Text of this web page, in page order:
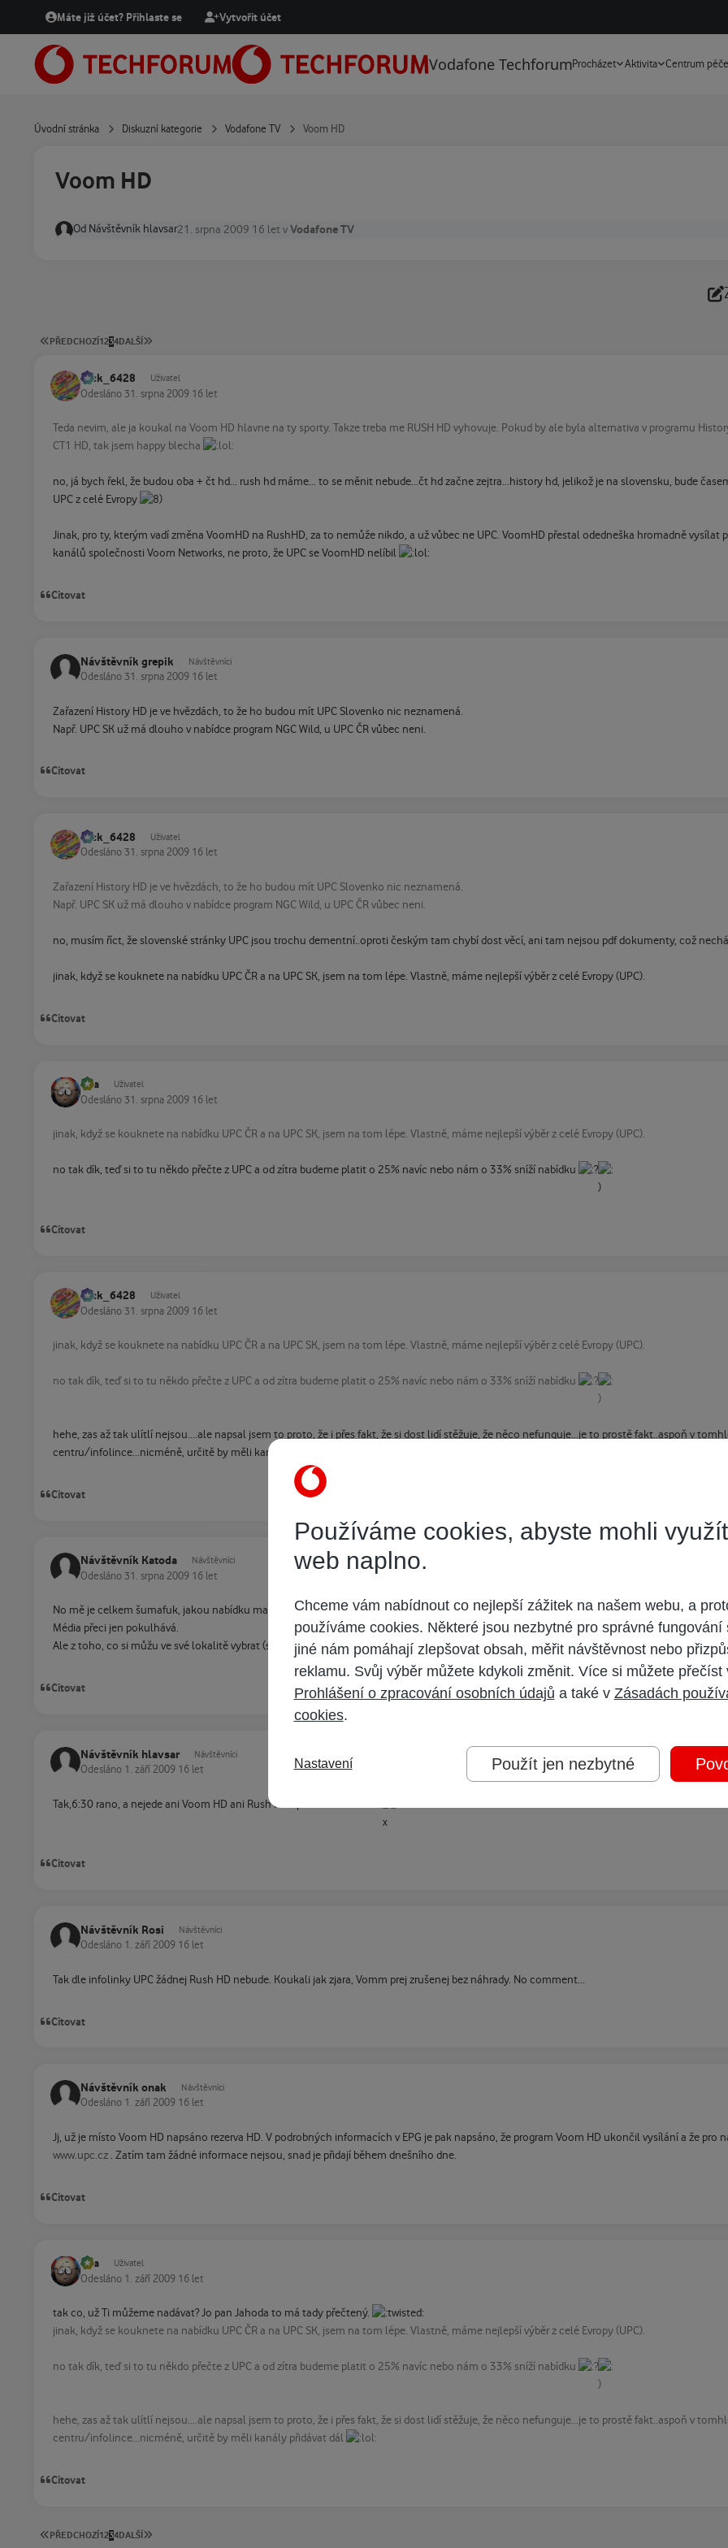
Přejít na obsah
Máte již účet? Přihlaste se Vytvořit účet
Vodafone TechforumProcházet Aktivita Centrum péče
Úvodní stránka Diskuzní kategorie Vodafone TV Voom HD
Voom HD
Od Návštěvník hlavsar21. srpna 2009 16 let vVodafone TV
PRVNÍ STRÁNKA
PŘEDCHOZÍ1234DALŠÍ
Jack_6428 Uživatel
Odesláno 31. srpna 2009 16 let
Teda nevim, ale ja koukal na Voom HD hlavne na ty sporty. Takze treba me RUSH HD vyhovuje. Pokud by ale byla alternativa v programu
CT1 HD, tak jsem happy blecha
no, já bych řekl, že budou oba + čt hd... rush hd máme... to se měnit nebude...čt hd začne zejtra...history hd, jelikož je na slovensku, bude
UPC z celé Evropy
Jinak, pro ty, kterým vadí změna VoomHD na RushHD, za to nemůže nikdo, a už vůbec ne UPC. VoomHD přestal odedneška hromadně vysílat
kanálů společnosti Voom Networks, ne proto, že UPC se VoomHD nelíbil
Citovat
Návštěvník grepik Návštěvníci
Odesláno 31. srpna 2009 16 let
Zařazení History HD je ve hvězdách, to že ho budou mít UPC Slovenko nic neznamená.
Např. UPC SK už má dlouho v nabídce program NGC Wild, u UPC ČR vůbec neni.
Citovat
Jack_6428 Uživatel
Odesláno 31. srpna 2009 16 let
Zařazení History HD je ve hvězdách, to že ho budou mít UPC Slovenko nic neznamená.
Např. UPC SK už má dlouho v nabídce program NGC Wild, u UPC ČR vůbec neni.
no, musím říct, že slovenské stránky UPC jsou trochu dementní..oproti českým tam chybí dost věcí, ani tam nejsou pdf dokumenty, což
jinak, když se kouknete na nabídku UPC ČR a na UPC SK, jsem na tom lépe. Vlastně, máme nejlepší výběr z celé Evropy (UPC).
Citovat
vpa Uživatel
Odesláno 31. srpna 2009 16 let
jinak, když se kouknete na nabídku UPC ČR a na UPC SK, jsem na tom lépe. Vlastně, máme nejlepší výběr z celé Evropy (UPC).
no tak dík, teď si to tu někdo přečte z UPC a od zítra budeme platit o 25% navíc nebo nám o 33% sníží nabídku
Citovat
Jack_6428 Uživatel
Odesláno 31. srpna 2009 16 let
jinak, když se kouknete na nabídku UPC ČR a na UPC SK, jsem na tom lépe. Vlastně, máme nejlepší výběr z celé Evropy (UPC).
no tak dík, teď si to tu někdo přečte z UPC a od zítra budeme platit o 25% navíc nebo nám o 33% sníží nabídku
hehe, zas až tak ulítlí nejsou....ale napsal jsem to proto, že i přes fakt, že si dost lidí stěžuje, že něco nefunguje...je to prostě fakt..aspoň v
centru/infolince...nicméně, určitě by měli kanály přidávat dál
Citovat
Návštěvník Katoda Návštěvníci
Odesláno 31. srpna 2009 16 let
No mě je celkem šumafuk, jakou nabídku mají na Slovensku, Polsku nebo Holandsku, mě zajímá, jaké kanály jsou dostupné a určené pro
Média přeci jen pokulhává.
Ale z toho, co si můžu ve své lokalitě vybrat (satelitní platformy, iptv-o2 nebo kabel od upc) přeci jen UPC vede.
Citovat
Návštěvník hlavsar Návštěvníci
Odesláno 1. září 2009 16 let
Tak,6:30 rano, a nejede ani Voom HD ani Rush HD - pouze No Access!
Citovat
Návštěvník Rosi Návštěvníci
Odesláno 1. září 2009 16 let
Tak dle infolinky UPC žádnej Rush HD nebude. Koukali jak zjara, Vomm prej zrušenej bez náhrady. No comment...
Citovat
Návštěvník onak Návštěvníci
Odesláno 1. září 2009 16 let
Jj, už je místo Voom HD napsáno rezerva HD. V podrobných informacích v EPG je pak napsáno, že program Voom HD ukončil vysílání a že pro
www.upc.cz. Zatím tam žádné informace nejsou, snad je přidají během dnešního dne.
Citovat
vpa Uživatel
Odesláno 1. září 2009 16 let
tak co, už Ti můžeme nadávat? Jo pan Jahoda to má tady přečtený.
jinak, když se kouknete na nabídku UPC ČR a na UPC SK, jsem na tom lépe. Vlastně, máme nejlepší výběr z celé Evropy (UPC).
no tak dík, teď si to tu někdo přečte z UPC a od zítra budeme platit o 25% navíc nebo nám o 33% sníží nabídku
hehe, zas až tak ulítlí nejsou....ale napsal jsem to proto, že i přes fakt, že si dost lidí stěžuje, že něco nefunguje...je to prostě fakt..aspoň v
centru/infolince...nicméně, určitě by měli kanály přidávat dál
Citovat
PRVNÍ STRÁNKA
PŘEDCHOZÍ1234DALŠÍ
Používáme cookies, abyste mohli
web naplno.
Chceme vám nabídnout co nejlepší zážitek na našem webu, a
používáme cookies. Některé jsou nezbytné pro správné fungování
jiné nám pomáhají zlepšovat obsah, měřit návštěvnost nebo
reklamu. Svůj výběr můžete kdykoli změnit. Více si můžete přečíst
Prohlášení o zpracování osobních údajů a také v Zásadách
cookies.
Použít jen nezbytné
Nastavení